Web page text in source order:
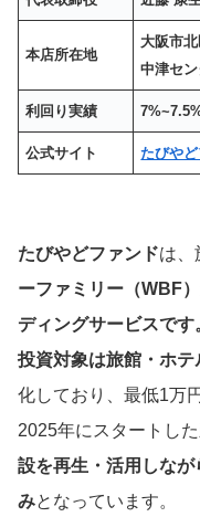
本店所在地
大阪市
中津セ
利回り実績
公式サイト たびや
たびやどファンドは、
ーファミリー（WBF
ディングサービスです
投資対象は旅館・ホ
化しており、最低1万
2025年にスタートし
設を再生・活用しな
みとなっています。